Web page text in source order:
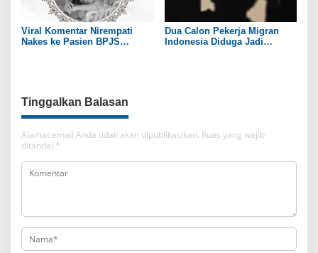
Viral Komentar Nirempati
Nakes ke Pasien BPJS
Dua Calon Pekerja Migran
Indonesia Diduga Jadi
Tinggalkan Balasan
Alamat email Anda tidak akan dipublikasikan. Ruas yang wajib
ditandai *